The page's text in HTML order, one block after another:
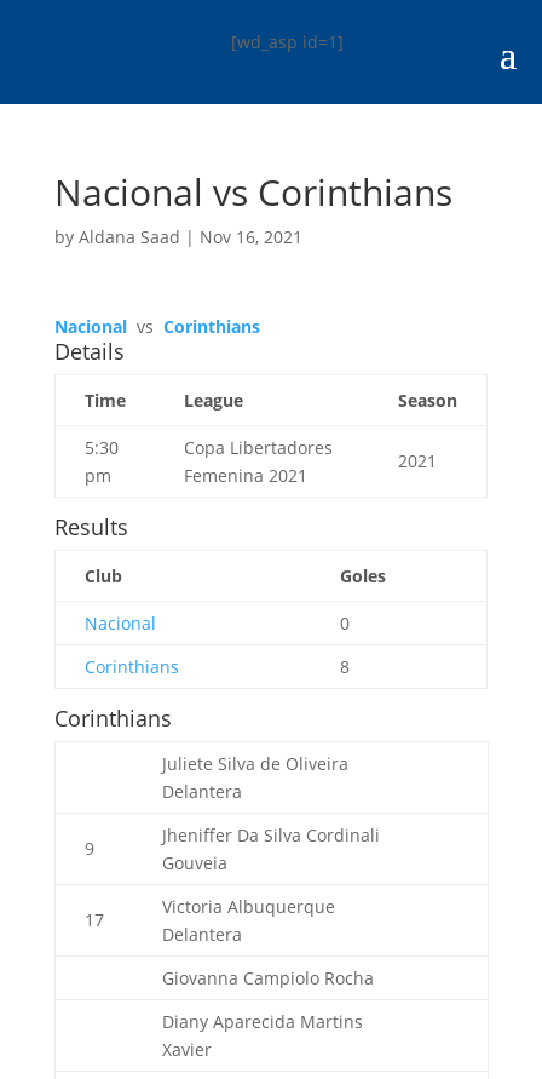
[wd_asp id=1]
Nacional vs Corinthians
by Aldana Saad | Nov 16, 2021
Nacional vs Corinthians
Details
Time League Season
5:30
pm
Copa Libertadores
Femenina 2021
2021
Results
Club Goles
Nacional
0
Corinthians
8
Corinthians
Juliete Silva de Oliveira
Delantera
9
Jheniffer Da Silva Cordinali
Gouveia
17
Victoria Albuquerque
Delantera
Giovanna Campiolo Rocha
Diany Aparecida Martins
Xavier